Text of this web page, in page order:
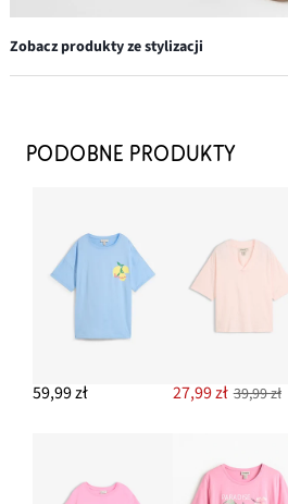
Zobacz produkty ze stylizacji
49,99 zł
129,99 zł
DODAJ DO KOSZYKA
PODOBNE PRODUKTY
59,99 zł 27,99 zł 39,99 zł